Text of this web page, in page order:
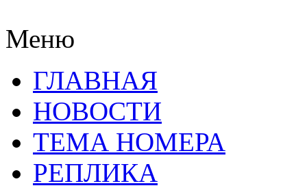
Меню
ГЛАВНАЯ
НОВОСТИ
ТЕМА НОМЕРА
РЕПЛИКА